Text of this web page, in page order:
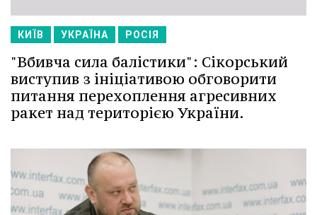
КИЇВ УКРАЇНА РОСІЯ
"Вбивча сила балістики": Сікорський
виступив з ініціативою обговорити
питання перехоплення агресивних
ракет над територією України.